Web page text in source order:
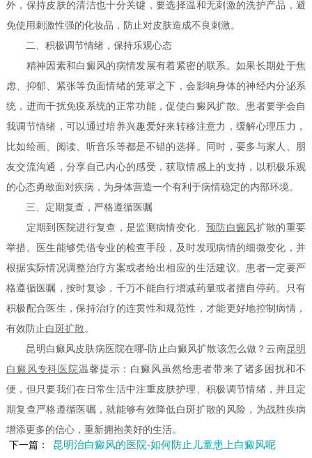
外，保持皮肤的清洁也十分关键，要选择温和无刺激的洗护产品，避
免使用刺激性强的化妆品，防止对皮肤造成不良刺激。
二、积极调节情绪，保持乐观心态
精神因素和白癜风的病情发展有着紧密的联系。如果长期处于焦
虑、抑郁、紧张等负面情绪的笼罩之下，会影响身体的神经内分泌系
统，进而干扰免疫系统的正常功能，促使白癜风扩散。患者要学会自
我调节情绪，可以通过培养兴趣爱好来转移注意力，缓解心理压力，
比如绘画、阅读、听音乐等都是不错的选择。同时，要多与家人、朋
友交流沟通，分享自己内心的感受，获取情感上的支持，以积极乐观
的心态勇敢面对疾病，为身体营造一个有利于病情稳定的内部环境。
三、定期复查，严格遵循医嘱
定期到医院进行复查，是监测病情变化、 预防白癜风扩散的重要
举措。医生能够凭借专业的检查手段，及时发现病情的细微变化，并
根据实际情况调整治疗方案或者给出相应的生活建议。患者一定要严
格遵循医嘱，按时复诊，千万不能自行增减药量或者擅自停药。只有
积极配合医生，保持治疗的连贯性和规范性，才能更好地控制病情，
有效防止白斑扩散。
昆明白癜风皮肤病医院在哪-防止白癜风扩散该怎么做？云南昆明
白癜风专科医院温馨提示：白癜风虽然给患者带来了诸多困扰和不
便，但只要我们在日常生活中注重皮肤护理、积极调节情绪，并且定
期复查严格遵循医嘱，就能够有效降低白斑扩散的风险，为战胜疾病
增添更多的信心，重新拥抱美好的生活。
下一篇：
昆明治白癜风的医院-如何防止儿童患上白癜风呢